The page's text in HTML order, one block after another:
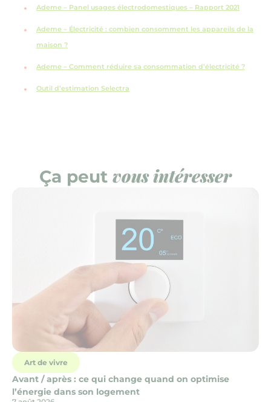
Ademe – Panel usages électrodomestiques – Rapport 2021
Ademe – Électricité : combien consomment les appareils de la
maison ?
Ademe – Comment réduire sa consommation d’électricité ?
Outil d’estimation Selectra
Ça peut vous intéresser
Art de vivre
Avant / après : ce qui change quand on optimise
l’énergie dans son logement